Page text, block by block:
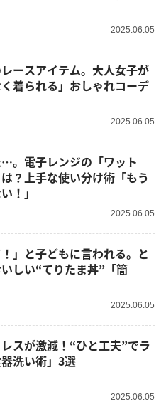
2025.06.05
ースアイテム。大人女子が
く着られる」おしゃれコーデ
2025.06.05
。電子レンジの「ワット
？上手な使い分け術「もう
！」
2025.06.05
！」と子どもに言われる。と
しい“てりたま丼”「簡
2025.06.05
スが激減！“ひと工夫”でラ
洗い術」3選
2025.06.05